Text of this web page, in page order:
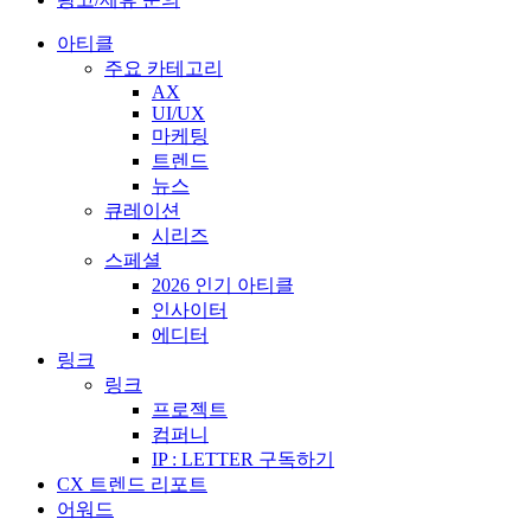
트렌드
큐레이션
시리즈
스페셜
2026 인기 아티클
인사이터
에디터
링크
링크
프로젝트
컴퍼니
IP : LETTER 구독하기
CX 트렌드 리포트
어워드
어워드
ICT AWARD KOREA 2026
과학기술혁신대상
매거진